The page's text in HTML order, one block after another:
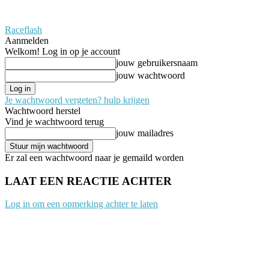
Raceflash
Aanmelden
Welkom! Log in op je account
jouw gebruikersnaam
jouw wachtwoord
Je wachtwoord vergeten? hulp krijgen
Wachtwoord herstel
Vind je wachtwoord terug
jouw mailadres
Er zal een wachtwoord naar je gemaild worden
LAAT EEN REACTIE ACHTER
Log in om een opmerking achter te laten